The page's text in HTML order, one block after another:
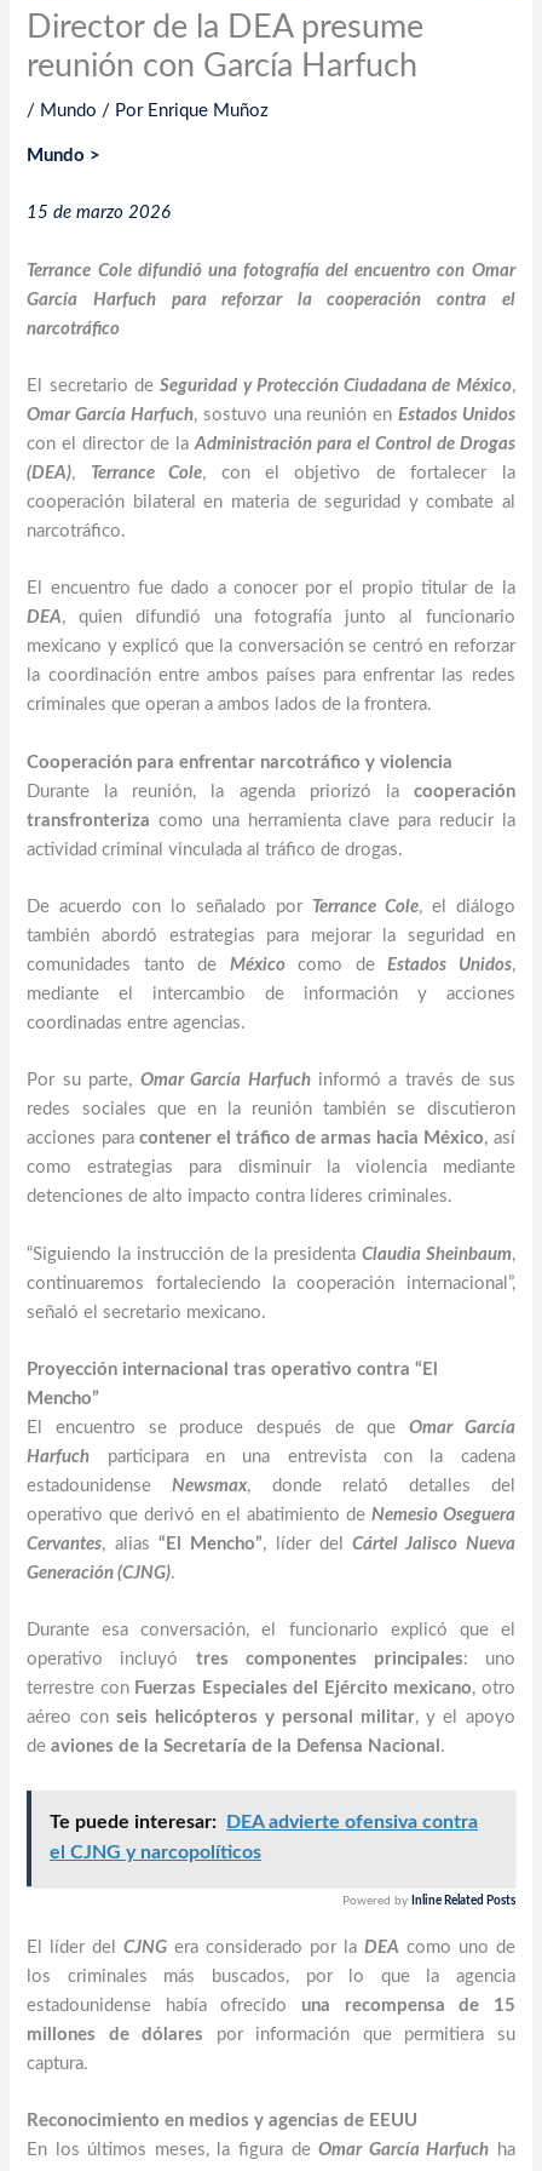
Director de la DEA presume
reunión con García Harfuch
/ Mundo / Por Enrique Muñoz
Mundo >
15 de marzo 2026
Terrance Cole difundió una fotografía del encuentro con Omar
García Harfuch para reforzar la cooperación contra el
narcotráfico
El secretario deSeguridad y Protección Ciudadana de México,
Omar García Harfuch, sostuvo una reunión en Estados Unidos
con el director de laAdministración para el Control de Drogas
(DEA), Terrance Cole, con el objetivo de fortalecer la
cooperación bilateral en materia de seguridad y combate al
narcotráfico.
El encuentro fue dado a conocer por el propio titular de la
DEA, quien difundió una fotografía junto al funcionario
mexicano y explicó que la conversación se centró en reforzar
la coordinación entre ambos países para enfrentar las redes
criminales que operan a ambos lados de la frontera.
Cooperación para enfrentar narcotráfico y violencia
Durante la reunión, la agenda priorizó la cooperación
transfronteriza como una herramienta clave para reducir la
actividad criminal vinculada al tráfico de drogas.
De acuerdo con lo señalado por Terrance Cole, el diálogo
también abordó estrategias para mejorar la seguridad en
comunidades tanto de Méxicocomo deEstados Unidos,
mediante el intercambio de información y acciones
coordinadas entre agencias.
Por su parte, Omar García Harfuchinformó a través de sus
redes sociales que en la reunión también se discutieron
acciones para contener el tráfico de armas hacia México, así
como estrategias para disminuir la violencia mediante
detenciones de alto impacto contra líderes criminales.
“Siguiendo la instrucción de la presidenta Claudia Sheinbaum,
continuaremos fortaleciendo la cooperación internacional”,
señaló el secretario mexicano.
Proyección internacional tras operativo contra “El
Mencho”
El encuentro se produce después de que Omar García
Harfuch participara en una entrevista con la cadena
estadounidenseNewsmax, donde relató detalles del
operativo que derivó en el abatimiento de Nemesio Oseguera
Cervantes, alias “El Mencho”, líder delCártel Jalisco Nueva
Generación (CJNG).
Durante esa conversación, el funcionario explicó que el
operativo incluyó tres componentes principales: uno
terrestre con Fuerzas Especiales del Ejército mexicano, otro
aéreo con seis helicópteros y personal militar, y el apoyo
deaviones de la Secretaría de la Defensa Nacional .
Te puede interesar:
DEA advierte ofensiva contra
el CJNG y narcopolíticos
Powered by Inline Related Posts
El líder delCJNG era considerado por la DEA como uno de
los criminales más buscados, por lo que la agencia
estadounidense había ofrecido una recompensa de 15
millones de dólares por información que permitiera su
captura.
Reconocimiento en medios y agencias de EEUU
En los últimos meses, la figura deOmar García Harfuch ha